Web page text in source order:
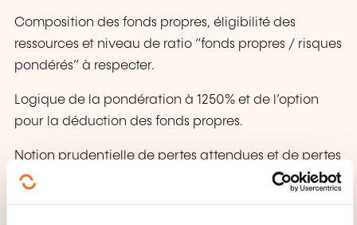
Composition des fonds propres, éligibilité des
ressources et niveau de ratio “fonds propres / risques
pondérés” à respecter.
Logique de la pondération à 1250% et de l’option
pour la déduction des fonds propres.
Notion prudentielle de pertes attendues et de pertes
non attendues.